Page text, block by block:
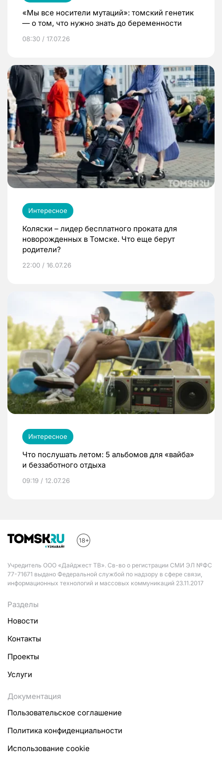
«Мы все носители мутаций»: томский генетик
— о том, что нужно знать до беременности
08:30 / 17.07.26
Интересное
Коляски – лидер бесплатного проката для
новорожденных в Томске. Что еще берут
родители?
22:00 / 16.07.26
Интересное
Что послушать летом: 5 альбомов для «вайба»
и беззаботного отдыха
09:19 / 12.07.26
Учредитель ООО «Дайджест ТВ». Св-во о регистрации СМИ ЭЛ №ФС
77-71671 выдано Федеральной службой по надзору в сфере связи,
информационных технологий и массовых коммуникаций 23.11.2017
Разделы
Новости
Контакты
Проекты
Услуги
Документация
Пользовательское соглашение
Политика конфиденциальности
Использование cookie